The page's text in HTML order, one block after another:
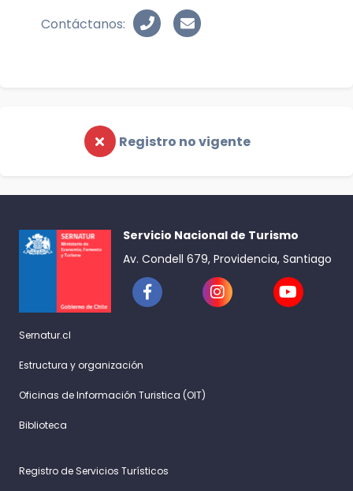
Contáctanos:
Registro no vigente
Servicio Nacional de Turismo
Av. Condell 679, Providencia, Santiago
Sernatur.cl
Estructura y organización
Oficinas de Información Turistica (OIT)
Biblioteca
Registro de Servicios Turísticos